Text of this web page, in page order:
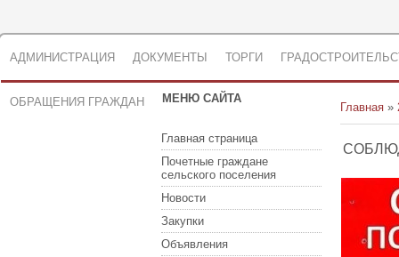
АДМИНИСТРАЦИЯ ДОКУМЕНТЫ ТОРГИ
ОБРАЩЕНИЯ ГРАЖДАН МЕНЮ САЙТА
Главная страница
Почетные граждане
сельского поселения
Новости
Закупки
Объявления
Главная »